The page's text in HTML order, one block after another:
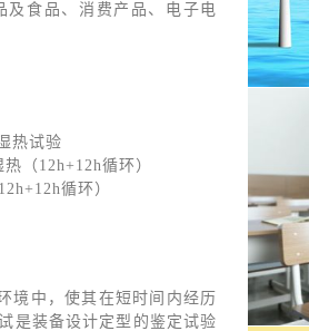
及食品、消费产品、电子电
热试验
（12h+12h循环）
循环）
境中，使其在短时间内经历
是装备设计定型的鉴定试验